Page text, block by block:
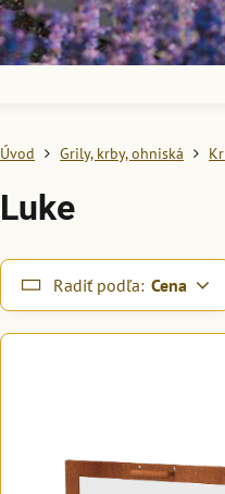
Úvod Grily, krby, ohniská
Luke
Radiť podľa: Cena